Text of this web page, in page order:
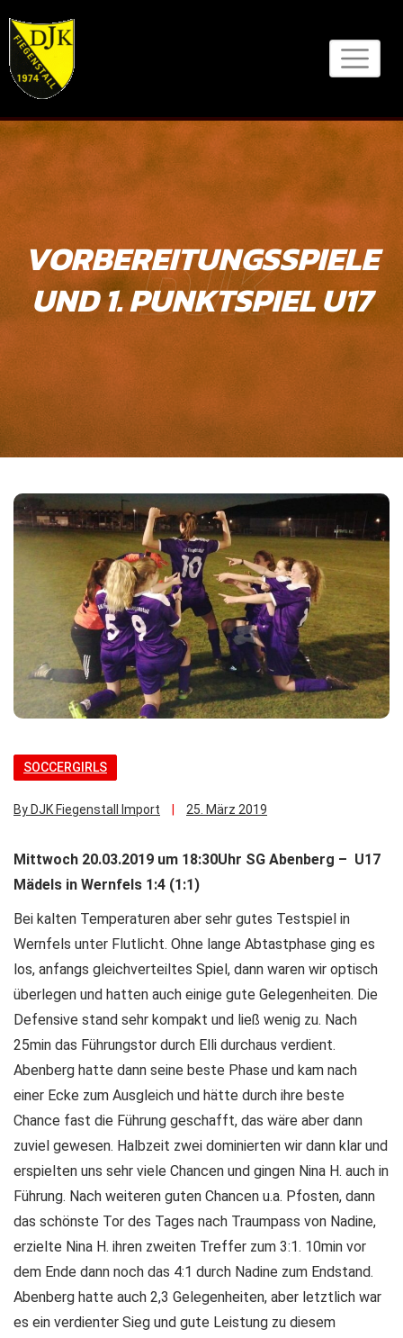
content
DJK
VORBEREITUNGSSPIELE
UND 1. PUNKTSPIEL U17
SOCCERGIRLS
By DJK Fiegenstall Import 25. März 2019
Mittwoch 20.03.2019 um 18:30Uhr SG Abenberg – U17
Mädels in Wernfels 1:4 (1:1)
Bei kalten Temperaturen aber sehr gutes Testspiel in
Wernfels unter Flutlicht. Ohne lange Abtastphase ging es
los, anfangs gleichverteiltes Spiel, dann waren wir optisch
überlegen und hatten auch einige gute Gelegenheiten. Die
Defensive stand sehr kompakt und ließ wenig zu. Nach
25min das Führungstor durch Elli durchaus verdient.
Abenberg hatte dann seine beste Phase und kam nach
einer Ecke zum Ausgleich und hätte durch ihre beste
Chance fast die Führung geschafft, das wäre aber dann
zuviel gewesen. Halbzeit zwei dominierten wir dann klar und
erspielten uns sehr viele Chancen und gingen Nina H. auch in
Führung. Nach weiteren guten Chancen u.a. Pfosten, dann
das schönste Tor des Tages nach Traumpass von Nadine,
erzielte Nina H. ihren zweiten Treffer zum 3:1. 10min vor
dem Ende dann noch das 4:1 durch Nadine zum Endstand.
Abenberg hatte auch 2,3 Gelegenheiten, aber letztlich war
es ein verdienter Sieg und gute Leistung zu diesem